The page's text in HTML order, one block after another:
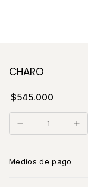
CHARO
$545.000
Medios de pago